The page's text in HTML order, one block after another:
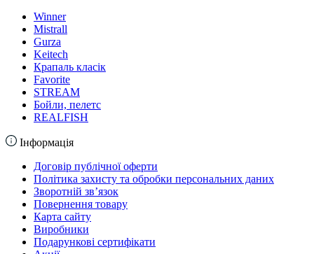
Winner
Mistrall
Gurza
Keitech
Крапаль класік
Favorite
STREAM
Бойли, пелетс
REALFISH
Інформація
Договір публічної оферти
Політика захисту та обробки персональних даних
Зворотній зв’язок
Повернення товару
Карта сайту
Виробники
Подарункові сертифікати